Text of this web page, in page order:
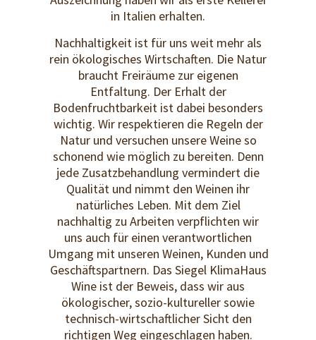
in Italien erhalten.
Nachhaltigkeit ist für uns weit mehr als
rein ökologisches Wirtschaften. Die Natur
braucht Freiräume zur eigenen
Entfaltung. Der Erhalt der
Bodenfruchtbarkeit ist dabei besonders
wichtig. Wir respektieren die Regeln der
Natur und versuchen unsere Weine so
schonend wie möglich zu bereiten. Denn
jede Zusatzbehandlung vermindert die
Qualität und nimmt den Weinen ihr
natürliches Leben. Mit dem Ziel
nachhaltig zu Arbeiten verpflichten wir
uns auch für einen verantwortlichen
Umgang mit unseren Weinen, Kunden und
Geschäftspartnern. Das Siegel KlimaHaus
Wine ist der Beweis, dass wir aus
ökologischer, sozio-kultureller sowie
technisch-wirtschaftlicher Sicht den
richtigen Weg eingeschlagen haben.